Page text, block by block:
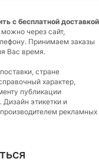
с бесплатной доставкой
через сайт,
Принимаем заказы
Вас время.
стране
характер,
публикации
Дизайн этикетки и
рекламных